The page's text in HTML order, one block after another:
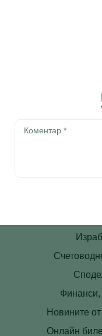
Финанси,
Новините
Онлайн